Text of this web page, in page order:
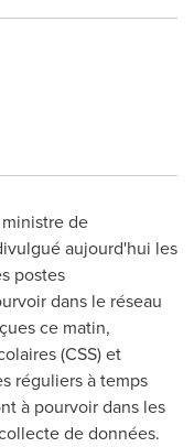
de
aujourd'hui les
postes
dans le réseau
ce matin,
(CSS) et
réguliers à temps
à pourvoir dans les
de données.